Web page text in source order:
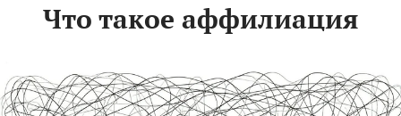
Что такое аффилиация